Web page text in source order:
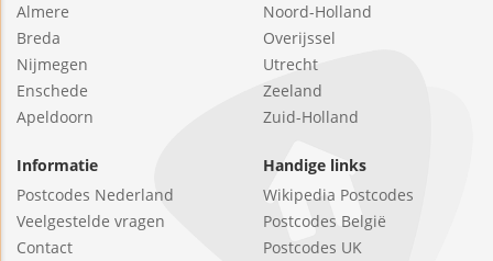
Almere
Breda
Nijmegen
Enschede
Apeldoorn
Noord-Holland
Overijssel
Utrecht
Zeeland
Zuid-Holland
Informatie
Postcodes Nederland
Veelgestelde vragen
Contact
Handige links
Wikipedia Postcodes
Postcodes België
Postcodes UK